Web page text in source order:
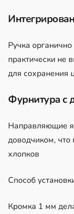
Ручка
практически не
для сохранения
Фурнитура с
Направляющие
доводчиком, что
хлопков
Способ
Кромка 1 мм